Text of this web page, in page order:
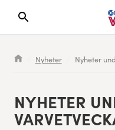
Sökresultaten dyker
Nyheter Nyheter
NYHETER
Seedningsregler
Cityvarvet
Leverantörer
Anmälan